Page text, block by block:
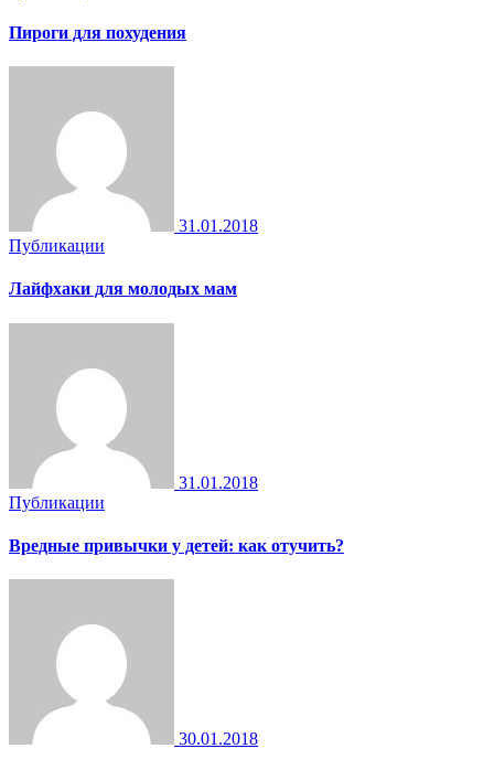
Пироги для похудения
31.01.2018
Публикации
Лайфхаки для молодых мам
31.01.2018
Публикации
Вредные привычки у детей: как отучить?
30.01.2018